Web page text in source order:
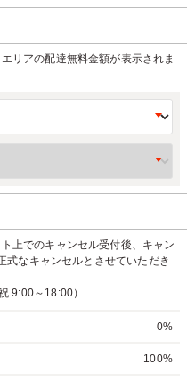
リアの配達無料金額が表示されま
上でのキャンセル受付後、キャン
式なキャンセルとさせていただき
9:00～18:00）
0%
100%